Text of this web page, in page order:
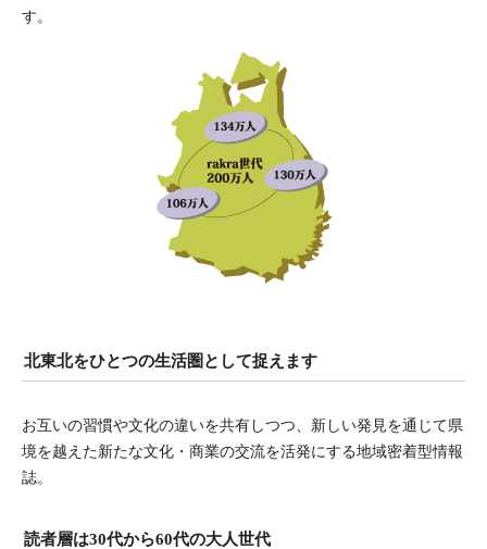
す。
北東北をひとつの生活圏として捉えます
お互いの習慣や文化の違いを共有しつつ、新しい発見を通じて県
境を越えた新たな文化・商業の交流を活発にする地域密着型情報
誌。
読者層は30代から60代の大人世代